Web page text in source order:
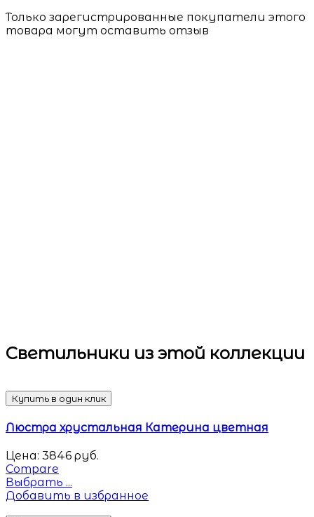
Только зарегистрированные покупатели этого
товара могут оставить отзыв
Светильники из этой коллекции
Купить в один клик
Люстра хрустальная Катерина цветная
Цена: 3846 руб.
Compare
Выбрать ...
Добавить в избранное